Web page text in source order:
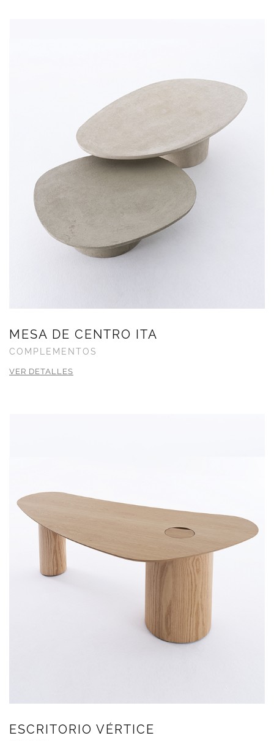
MESA DE CENTRO ITA
COMPLEMENTOS
VER DETALLES
ESCRITORIO VÉRTICE